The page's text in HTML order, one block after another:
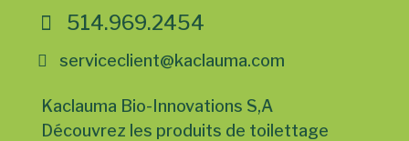
514.969.2454
serviceclient@kaclauma.com
Kaclauma Bio-Innovations S,A
Découvrez les produits de toilettage